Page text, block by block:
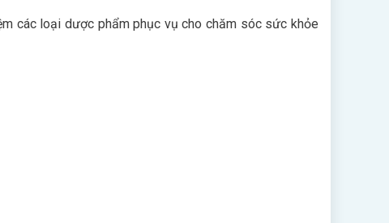
các loại dược phẩm phục vụ cho chăm sóc sức khỏe